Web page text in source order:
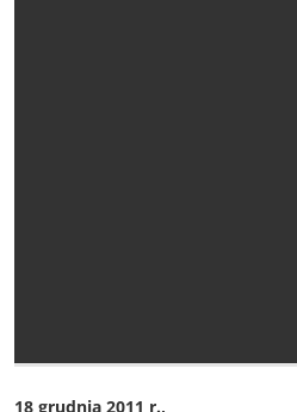
18 grudnia 2011 r.,